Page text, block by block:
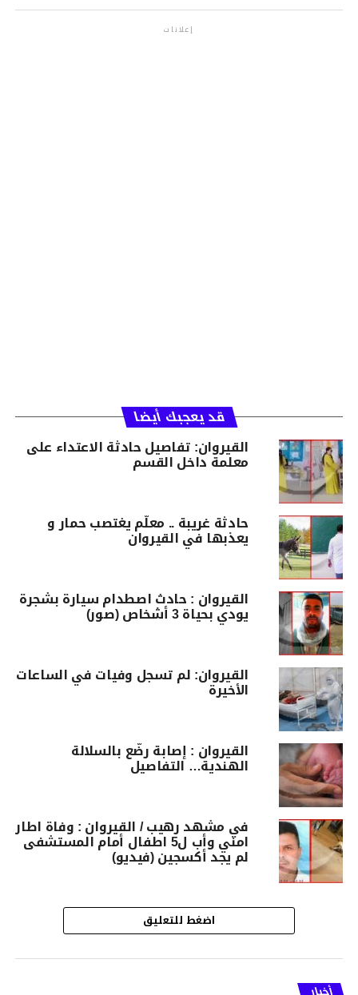
إعلانات
قد يعجبك أيضا
القيروان: تفاصيل حادثة الاعتداء على
معلمة داخل القسم
حادثة غريبة .. معلّم يغتصب حمار و
يعذبها في القيروان
القيروان : حادث اصطدام سيارة بشجرة
يودي بحياة 3 أشخاص (صور)
القيروان: لم تسجل وفيات في الساعات
الأخيرة
القيروان : إصابة رضّع بالسلالة
الهندية… التفاصيل
في مشهد رهيب / القيروان : وفاة اطار
امني وأب ل5 اطفال أمام المستشفى
لم يجد أكسجين (فيديو)
اضغط للتعليق